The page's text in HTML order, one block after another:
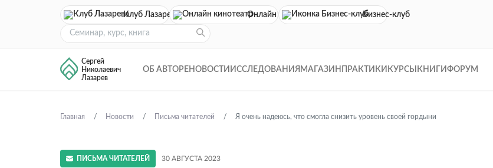
Клуб Лазарева Онлайн кинотеатр
Бизнес-клуб
Сергей
Николаевич
Лазарев
ОБ АВТОРЕ НОВОСТИ ИССЛЕДОВАНИЯ МАГАЗИН ПРАКТИКИ КУРСЫ КНИГИ ФОРУМ
Главная Новости Письма читателей Я очень надеюсь, что смогла снизить уровень своей гордыни
ПИСЬМА ЧИТАТЕЛЕЙ 30 АВГУСТА 2023